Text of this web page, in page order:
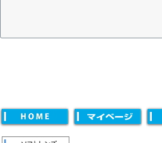
並び順
新着順
登録順 価格が安い順
キーワードヒット順